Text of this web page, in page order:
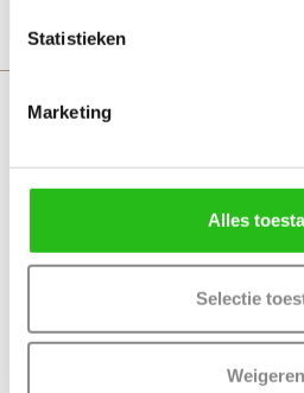
Statistieken
Marketing
Alles
Selectie
Weigeren
Svedex Blix met toiletgarnituur